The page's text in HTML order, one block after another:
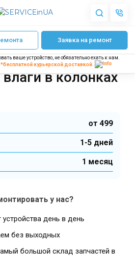
Позняки
Заявка на ремонт
ваше устройство, не обязательно ехать к нам.
курьерской доставкой.
Ремонт колонок JBL Ремонт JBL Flip 3
после
в колонках
от 499
1-5 дней
1 месяц
у нас?
устройства день в день
без выходных
большой склад запчастей в